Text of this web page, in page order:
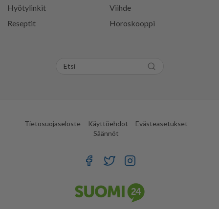
Hyötylinkit
Viihde
Reseptit
Horoskooppi
Tietosuojaseloste Käyttöehdot
Evästeasetukset
Säännöt